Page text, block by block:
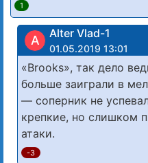
1
A Alter Vlad-1
01.05.2019 13:01
«Brooks», так дело
больше заиграли в
— соперник не
крепкие, но слишком
атаки.
-3